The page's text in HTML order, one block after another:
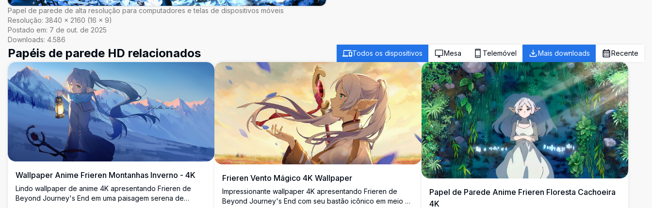
Papel de parede de alta resolução para computadores e telas de dispositivos móveis
Resolução: 3840 × 2160 (16 × 9)
Postado em: 7 de out. de 2025
Downloads: 4.586
Papéis de parede HD relacionados Todos os dispositivos Mesa Telemóvel Mais downloads Recente
Wallpaper Anime Frieren Montanhas Inverno - 4K
Lindo wallpaper de anime 4K apresentando Frieren de
Beyond Journey's End em uma paisagem serena de
Frieren Vento Mágico 4K Wallpaper
Impressionante wallpaper 4K apresentando Frieren de
Beyond Journey's End com seu bastão icônico em meio a
Papel de Parede Anime Frieren Floresta Cachoeira
4K